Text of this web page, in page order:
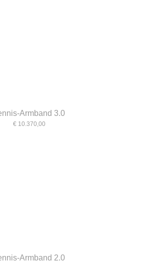
Armband 3.0
€ 10.370,00
Armband 2.0